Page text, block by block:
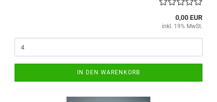
0,00 EUR
inkl. 19% MwSt.
IN DEN WARENKORB